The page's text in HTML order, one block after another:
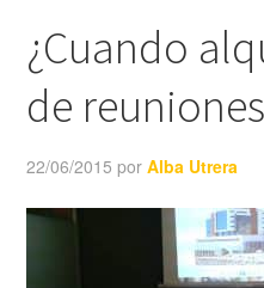
¿Cuando
de
22/06/2015 porAlba Utrera